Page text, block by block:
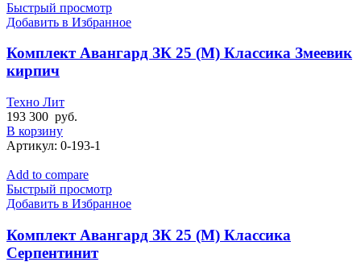
Быстрый просмотр
Добавить в Избранное
Комплект Авангард ЗК 25 (М) Классика Змеевик
кирпич
Техно Лит
193 300 руб.
В корзину
Артикул: 0-193-1
Add to compare
Быстрый просмотр
Добавить в Избранное
Комплект Авангард ЗК 25 (М) Классика
Серпентинит